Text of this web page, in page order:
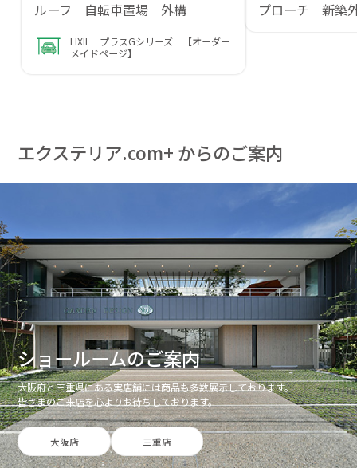
ルーフ 自転車置場 外構
LIXIL プラスGシリーズ 【オーダー
メイドページ】
プローチ 新築
エクステリア.com+ からのご案内
ショールームのご案内
大阪府と三重県にある実店舗には商品も多数展示しております。
皆さまのご来店を心よりお待ちしております。
大阪店 三重店